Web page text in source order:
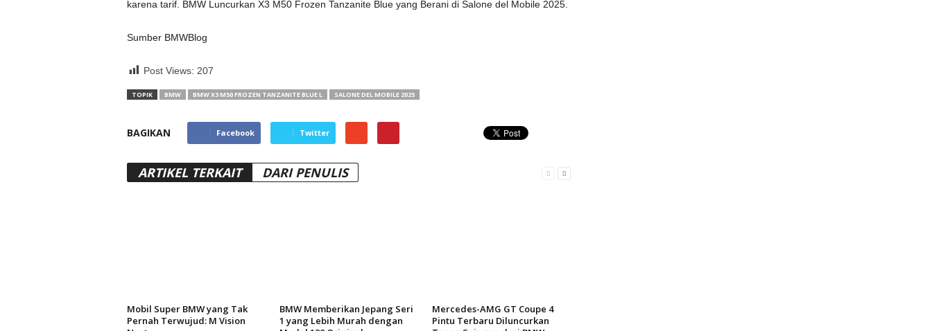
karena tarif. BMW Luncurkan X3 M50 Frozen Tanzanite Blue yang Berani di Salone del Mobile 2025.
Sumber BMWBlog
Post Views: 207
TOPIK BMW BMW X3 M50 FROZEN TANZANITE BLUE L SALONE DEL MOBILE 2025
BAGIKAN Facebook Twitter
ARTIKEL TERKAIT DARI PENULIS
Mobil Super BMW yang Tak
Pernah Terwujud: M Vision
BMW Memberikan Jepang Seri
1 yang Lebih Murah dengan
Mercedes-AMG GT Coupe 4
Pintu Terbaru Diluncurkan